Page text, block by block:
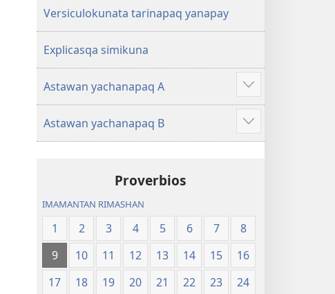
Versiculokunata tarinapaq yanapay
Explicasqa simikuna
Astawan yachanapaq A
Mostrar
más
Astawan yachanapaq B
Mostrar
más
Proverbios
IMAMANTAN RIMASHAN
1 2 3 4 5 6 7
8
9
10 11 12 13 14 15
16
17
18 19 20 21 22 23
24